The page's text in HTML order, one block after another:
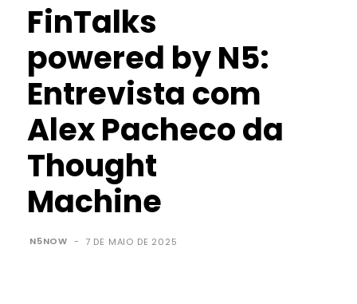
FinTalks
powered by N5:
Entrevista com
Alex Pacheco da
Thought
Machine
N5NOW - 7 DE MAIO DE 2025